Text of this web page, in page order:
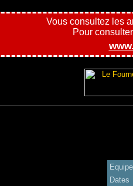
Vous consultez les
Pour
Dates